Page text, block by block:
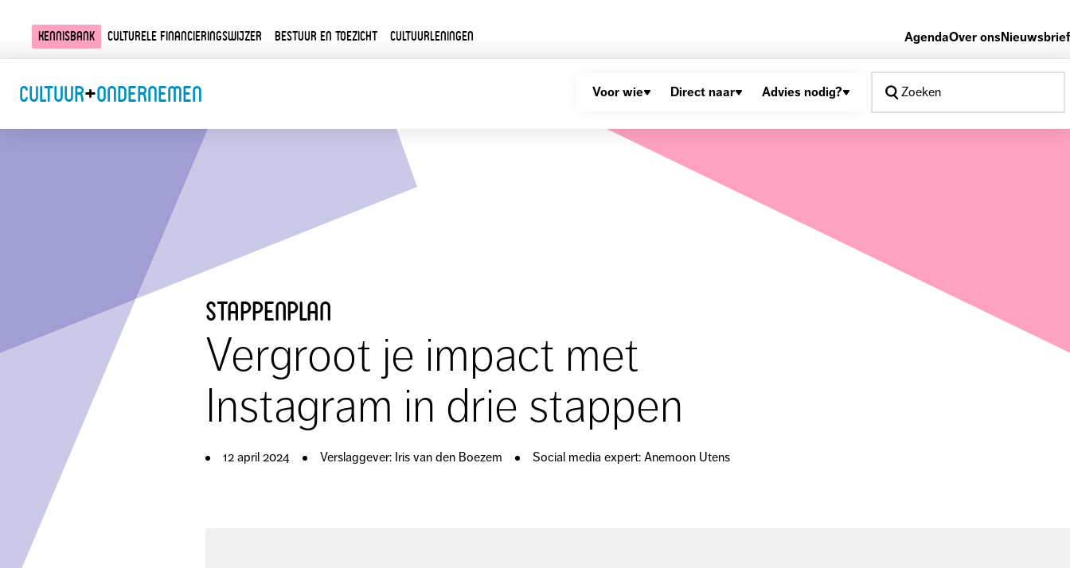
Kennisbank Culturele financieringswijzer Bestuur en toezicht Cultuurleningen AgendaOver onsNieuwsbrief
Cultuur+Ondernemen Voor wie Direct naar Advies nodig? Zoeken
stappenplan
Vergroot je impact met
Instagram in drie stappen
12 april 2024 Verslaggever: Iris van den Boezem Social media expert: Anemoon Utens